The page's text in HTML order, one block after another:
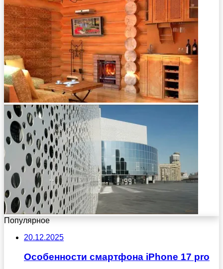
Популярное
20.12.2025
Особенности смартфона iPhone 17 pro